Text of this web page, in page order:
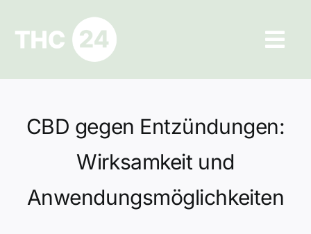
springen
Ratgeber
Hilfe und Kontakt
Datenschutz
CBD gegen Entzündungen:
Wirksamkeit und
Anwendungsmöglichkeiten